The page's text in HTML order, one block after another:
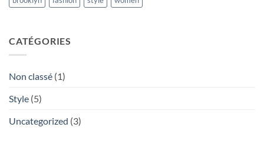
CATÉGORIES
Non classé (1)
Style (5)
Uncategorized (3)